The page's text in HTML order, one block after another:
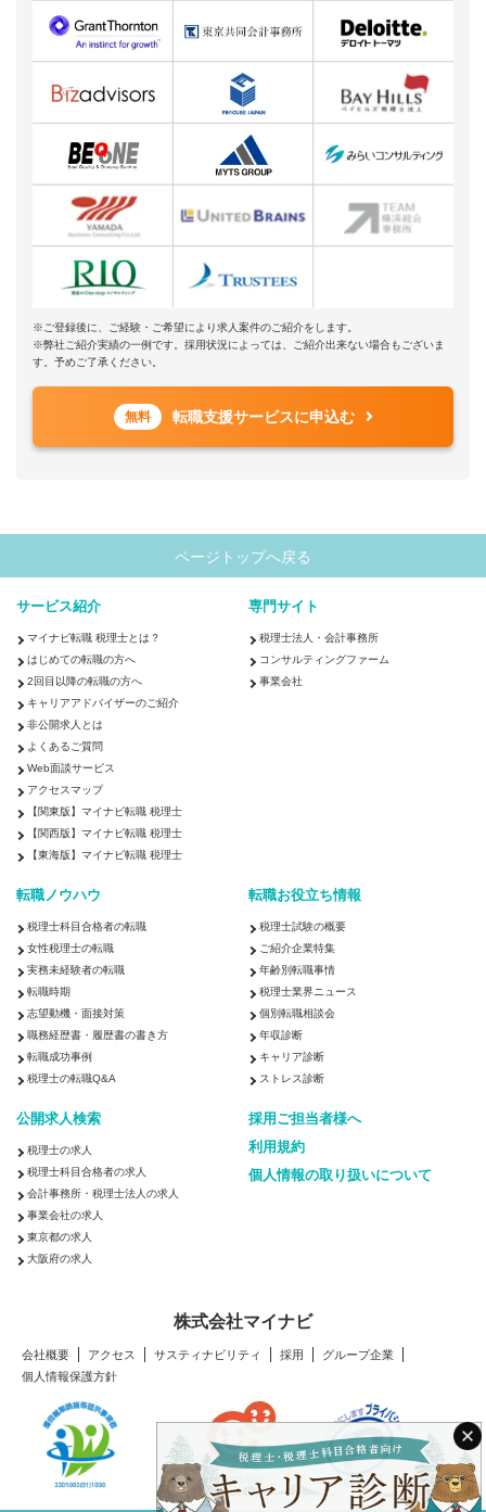
※ご登録後に、ご経験・ご希望により求人案件のご紹介をします。
※弊社ご紹介実績の一例です。採用状況によっては、ご紹介出来ない場合もございま
す。予めご了承ください。
無料 転職支援サービスに申込む
ページトップへ戻る
サービス紹介
マイナビ転職 税理士とは？
はじめての転職の方へ
2回目以降の転職の方へ
キャリアアドバイザーのご紹介
非公開求人とは
よくあるご質問
Web面談サービス
アクセスマップ
【関東版】マイナビ転職 税理士
【関西版】マイナビ転職 税理士
【東海版】マイナビ転職 税理士
専門サイト
税理士法人・会計事務所
コンサルティングファーム
事業会社
転職ノウハウ
税理士科目合格者の転職
女性税理士の転職
実務未経験者の転職
転職時期
志望動機・面接対策
職務経歴書・履歴書の書き方
転職成功事例
税理士の転職Q&A
転職お役立ち情報
税理士試験の概要
ご紹介企業特集
年齢別転職事情
税理士業界ニュース
個別転職相談会
年収診断
キャリア診断
ストレス診断
公開求人検索
税理士の求人
税理士科目合格者の求人
会計事務所・税理士法人の求人
事業会社の求人
東京都の求人
大阪府の求人
採用ご担当者様へ
利用規約
個人情報の取り扱いについて
株式会社マイナビ
会社概要 アクセス サスティナビリティ 採用
グループ企業
個人情報保護方針